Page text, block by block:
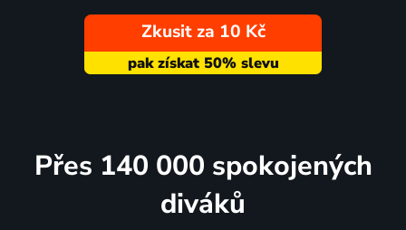
Zkusit za 10 Kč
Přes 140 000 spokojených
diváků